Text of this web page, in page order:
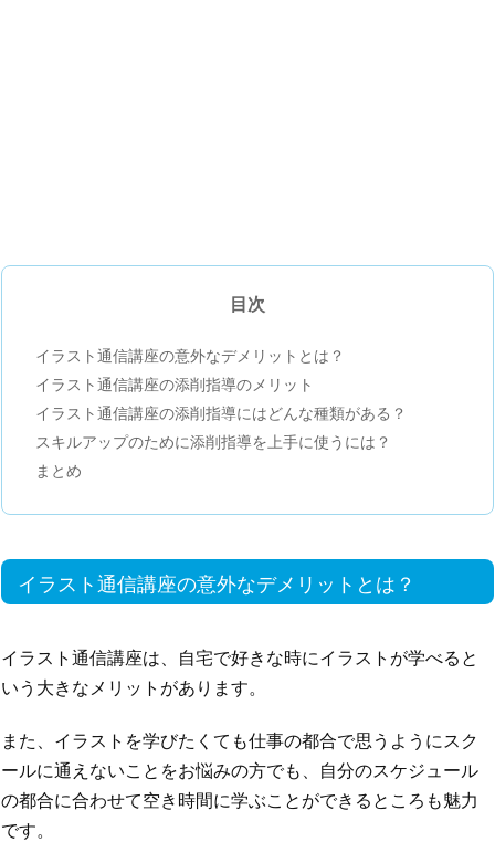
目次
イラスト通信講座の意外なデメリットとは？
イラスト通信講座の添削指導のメリット
イラスト通信講座の添削指導にはどんな種類がある？
スキルアップのために添削指導を上手に使うには？
まとめ
イラスト通信講座の意外なデメリットとは？
イラスト通信講座は、自宅で好きな時にイラストが学べると
いう大きなメリットがあります。
また、イラストを学びたくても仕事の都合で思うようにスク
ールに通えないことをお悩みの方でも、自分のスケジュール
の都合に合わせて空き時間に学ぶことができるところも魅力
です。